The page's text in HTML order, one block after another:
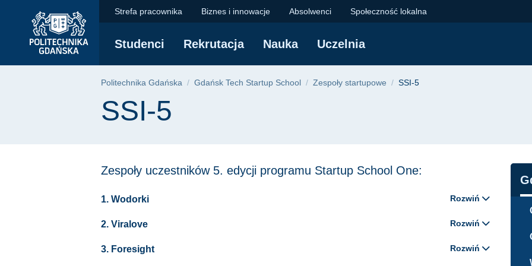
głównego
wyszukiwarki
SSI-5 | Politechnika Gdańska
Strefa pracownika Biznes i innowacje Absolwenci Społeczność lokalna
Studenci Rekrutacja Nauka Uczelnia
Ścieżka nawigacyjna
Politechnika Gdańska Gdańsk Tech Startup School Zespoły startupowe SSI-5
Treść strony
SSI-5
Zespoły uczestników 5. edycji programu Startup School One:
1. Wodorki Rozwiń
2. Viralove Rozwiń
3. Foresight Rozwiń